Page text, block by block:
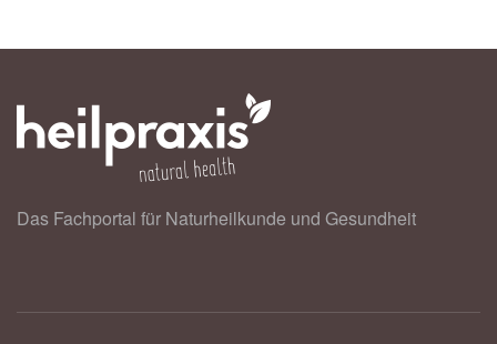
Das Fachportal für Naturheilkunde und Gesundheit